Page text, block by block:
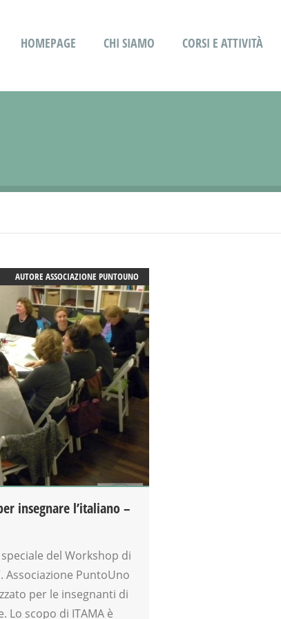
HOMEPAGE CHI SIAMO CORSI E ATTIVITÀ
AUTOREASSOCIAZIONE PUNTOUNO
insegnare l’italiano –
del Workshop di
Associazione PuntoUno
per le insegnanti di
Lo scopo di ITAMA è